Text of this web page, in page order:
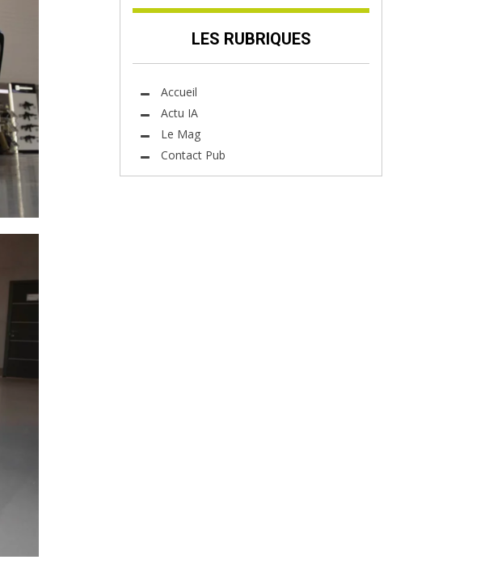
LES RUBRIQUES
Accueil
Actu IA
Le Mag
Contact Pub